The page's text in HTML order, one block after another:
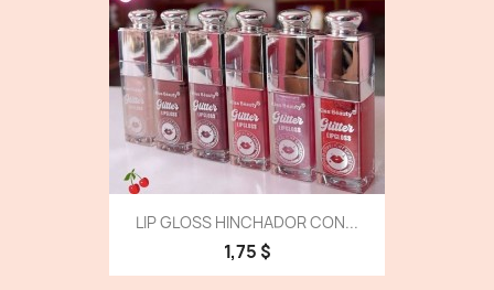
LIP GLOSS HINCHADOR CON...
1,75 $